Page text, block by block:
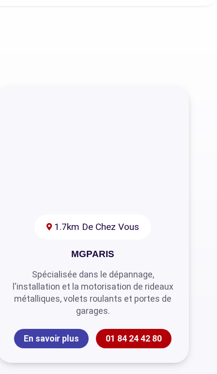
1.7km De Chez Vous
MGPARIS
Spécialisée dans le dépannage,
l'installation et la motorisation de rideaux
métalliques, volets roulants et portes de
garages.
En savoir plus 01 84 24 42 80